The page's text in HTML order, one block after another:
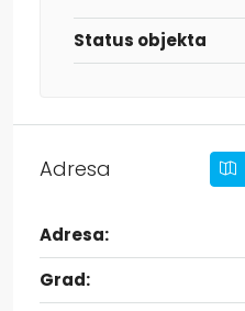
Status objekta
Adresa
Adresa:
Grad: